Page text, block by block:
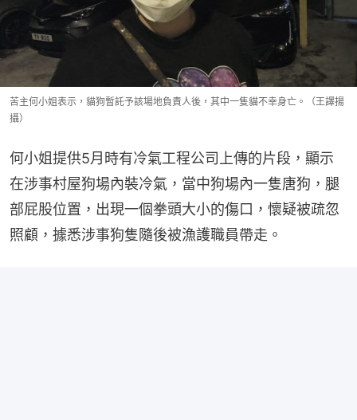
苦主何小姐表示，貓狗暫託予該場地負責人後，其中一隻貓不幸身亡。（王譯揚
攝）
何小姐提供5月時有冷氣工程公司上傳的片段，顯示
在涉事村屋狗場內裝冷氣，當中狗場內一隻唐狗，腿
部屁股位置，出現一個拳頭大小的傷口，懷疑被疏忽
照顧，據悉涉事狗隻隨後被漁護職員帶走。